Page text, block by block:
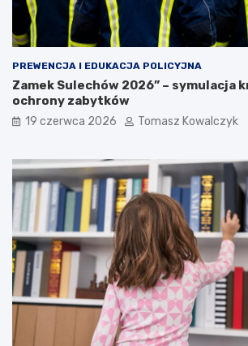
PREWENCJA I EDUKACJA POLICYJNA
Zamek Sulechów 2026” – symulacja
ochrony zabytków
19 czerwca 2026 Tomasz Kowalczyk